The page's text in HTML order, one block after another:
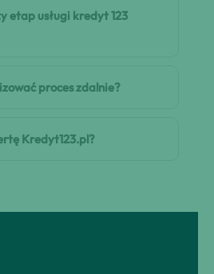
etap usługi kredyt 123
proces zdalnie?
Kredyt123.pl?